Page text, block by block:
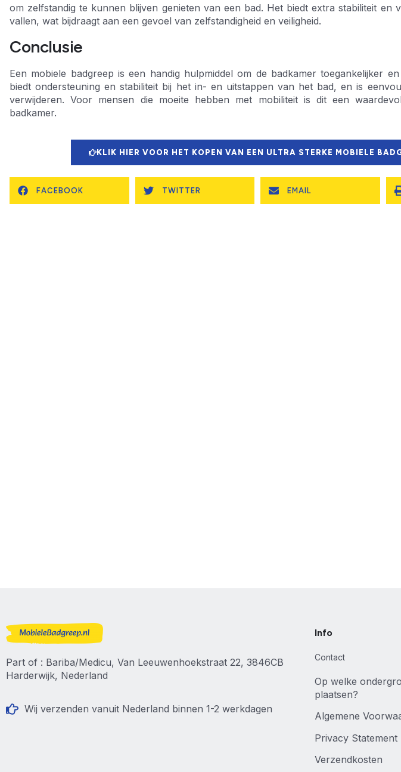
om zelfstandig te kunnen blijven genieten van een bad. Het biedt extra stabiliteit en
vallen, wat bijdraagt aan een gevoel van zelfstandigheid en veiligheid.
Conclusie
Een mobiele badgreep is een handig hulpmiddel om de badkamer toegankelijker
biedt ondersteuning en stabiliteit bij het in- en uitstappen van het bad, en is
verwijderen. Voor mensen die moeite hebben met mobiliteit is dit een
badkamer.
KLIK HIER VOOR HET KOPEN VAN EEN ULTRA STERKE MOBIELE
FACEBOOK TWITTER EMAIL
Part of : Bariba/Medicu, Van Leeuwenhoekstraat 22, 3846CB
Harderwijk, Nederland
Wij verzenden vanuit Nederland binnen 1-2 werkdagen
Info
Contact
Op welke
plaatsen?
Algemene
Privacy Statement
Verzendkosten